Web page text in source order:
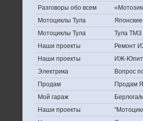
Разговоры обо всем
Мотоциклы Тула
Мотоциклы Тула
Тула ТМЗ
Наши проекты
Ремонт
Наши проекты
ИЖ-
Электрика
Вопрос
Продам
Продам
Мой гараж
Берлога/
Наши проекты